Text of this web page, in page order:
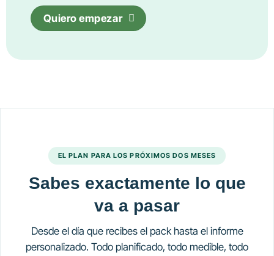
Quiero empezar
EL PLAN PARA LOS PRÓXIMOS DOS MESES
Sabes exactamente lo que
va a pasar
Desde el día que recibes el pack hasta el informe
personalizado. Todo planificado, todo medible, todo